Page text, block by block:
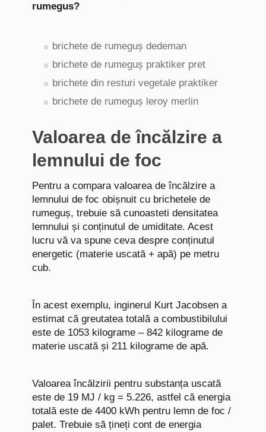
rumegus?
brichete de rumeguș dedeman
brichete de rumeguș praktiker pret
brichete din resturi vegetale praktiker
brichete de rumeguș leroy merlin
Valoarea de încălzire a
lemnului de foc
Pentru a compara valoarea de încălzire a
lemnului de foc obișnuit cu brichetele de
rumeguș, trebuie să cunoasteti densitatea
lemnului și conținutul de umiditate. Acest
lucru vă va spune ceva despre conținutul
energetic (materie uscată + apă) pe metru
cub.
În acest exemplu, inginerul Kurt Jacobsen a
estimat că greutatea totală a combustibilului
este de 1053 kilograme – 842 kilograme de
materie uscată și 211 kilograme de apă.
Valoarea încălzirii pentru substanța uscată
este de 19 MJ / kg = 5.226, astfel că energia
totală este de 4400 kWh pentru lemn de foc /
palet. Trebuie să țineți cont de energia